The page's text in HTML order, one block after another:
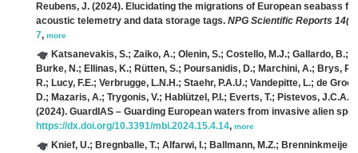
Reubens, J. (2024). Elucidating the migrations of European seabass
acoustic telemetry and data storage tags. NPG Scientific Reports 14(1)
7, more
Katsanevakis, S.; Zaiko, A.; Olenin, S.; Costello, M.J.; Gallardo, B.;
Burke, N.; Ellinas, K.; Rütten, S.; Poursanidis, D.; Marchini, A.; Brys,
R.; Lucy, F.E.; Verbrugge, L.N.H.; Staehr, P.A.U.; Vandepitte, L.; de
D.; Mazaris, A.; Trygonis, V.; Hablützel, P.I.; Everts, T.; Pistevos,
(2024). GuardIAS – Guarding European waters from invasive alien
https://dx.doi.org/10.3391/mbi.2024.15.4.14, more
Knief, U.; Bregnballe, T.; Alfarwi, I.; Ballmann, M.Z.;